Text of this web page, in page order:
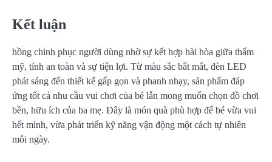
Kết luận
hồng chinh phục người dùng nhờ sự kết hợp hài hòa giữa thẩm
mỹ, tính an toàn và sự tiện lợi. Từ màu sắc bắt mắt, đèn LED
phát sáng đến thiết kế gấp gọn và phanh nhạy, sản phẩm đáp
ứng tốt cả nhu cầu vui chơi của bé lẫn mong muốn chọn đồ chơi
bền, hữu ích của ba mẹ. Đây là món quà phù hợp để bé vừa vui
hết mình, vừa phát triển kỹ năng vận động một cách tự nhiên
mỗi ngày.